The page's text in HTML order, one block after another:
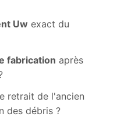
Uw exact du
fabrication après
retrait de l'ancien
des débris ?